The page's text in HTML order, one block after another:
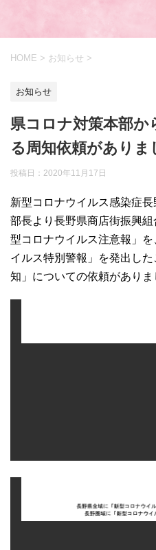
HOME > お知らせ >
お知らせ
県コロナ対策本部か
る周知依頼がありま
投稿日： 2020年11月17日
新型コロナウイルス感染症
部長より長野県商店街振興
型コロナウイルス注意報」
イルス特別警報」を発出し
知」についての依頼がありま